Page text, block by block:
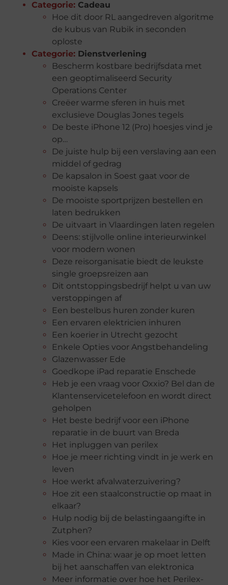
Categorie: Cadeau
Hoe dit door RL aangedreven algoritme
de kubus van Rubik in seconden
oploste
Categorie: Dienstverlening
Bescherm kostbare bedrijfsdata met
een geoptimaliseerd Security
Operations Center
Creëer warme sferen in huis met
exclusieve Douglas Jones tegels
De beste iPhone 12 (Pro) hoesjes vind je
op…
De juiste hulp bij een verslaving aan een
middel of gedrag
De kapsalon in Soest gaat voor de
mooiste kapsels
De mooiste sportprijzen bestellen en
laten bedrukken
De uitvaart in Vlaardingen laten regelen
Deens: stijlvolle online interieurwinkel
voor modern wonen
Deze reisorganisatie biedt de leukste
single groepsreizen aan
Dit ontstoppingsbedrijf helpt u van uw
verstoppingen af
Een bestelbus huren zonder kuren
Een ervaren elektricien inhuren
Een koerier in Utrecht gezocht
Enkele Opties voor Angstbehandeling
Glazenwasser Ede
Goedkope iPad reparatie Enschede
Heb je een vraag voor Oxxio? Bel dan de
Klantenservicetelefoon en wordt direct
geholpen
Het beste bedrijf voor een iPhone
reparatie in de buurt van Breda
Het inpluggen van perilex
Hoe je meer richting vindt in je werk en
leven
Hoe werkt afvalwaterzuivering?
Hoe zit een staalconstructie op maat in
elkaar?
Hulp nodig bij de belastingaangifte in
Zutphen?
Kies voor een ervaren makelaar in Delft
Made in China: waar je op moet letten
bij het aanschaffen van elektronica
Meer informatie over hoe het Perilex-